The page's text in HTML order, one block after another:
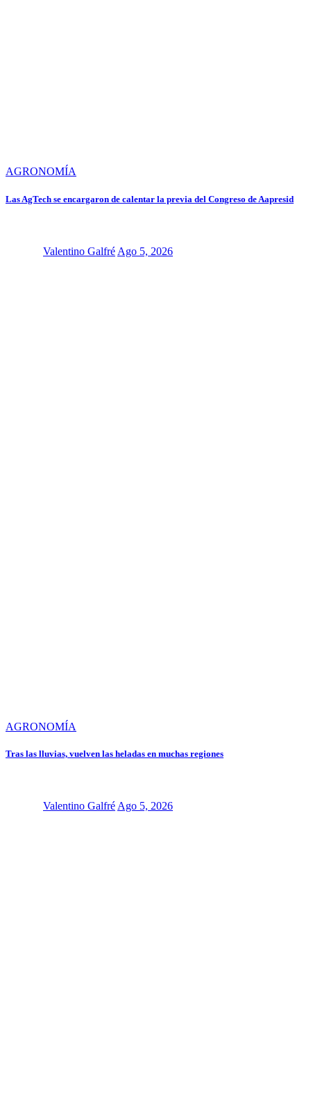
AGRONOMÍA
Las AgTech se encargaron de calentar la previa del Congreso de Aapresid
Valentino Galfré Ago 5, 2026
AGRONOMÍA
Tras las lluvias, vuelven las heladas en muchas regiones
Valentino Galfré Ago 5, 2026